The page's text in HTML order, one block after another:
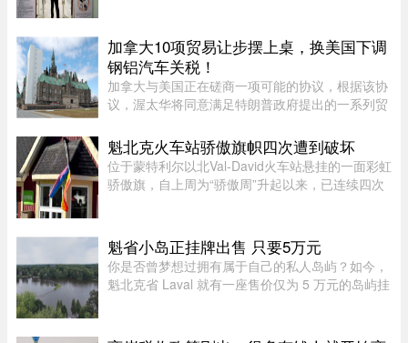
美狠话少了许多，火药味也 ...
加拿大10项贸易让步摆上桌，换美国下调
钢铝汽车关税！
加拿大与美国正在磋商一项可能的协议，根据该协
议，渥太华将同意满足特朗普政府提出的一系列贸
新一轮关税的日期临近，双方谈判日益紧张。《环
球邮报》据三位知情业内人 ...
魁北克火车站骄傲旗帜四次遭到破坏
位于蒙特利尔以北Val-David火车站悬挂的一面彩虹
骄傲旗，自上周为“骄傲周”升起以来，已连续四次
月5日还加装了监控摄像头 ...
魁省小岛正挂牌出售 只要5万元
你是否曾梦想过拥有属于自己的私人岛屿？如今，
魁北克省 Laval 就有一座售价仅为 5 万元的岛屿挂
其是在Laval。”这座岛 ...